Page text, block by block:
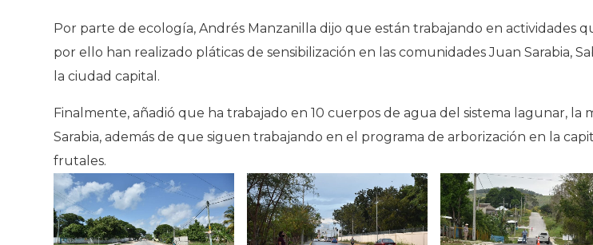
Por parte de ecología, Andrés Manzanilla dijo que están trabajando en actividades
por ello han realizado pláticas de sensibilización en las comunidades Juan Sarabia,
la ciudad capital.
Finalmente, añadió que ha trabajado en 10 cuerpos de agua del sistema lagunar,
Sarabia, además de que siguen trabajando en el programa de arborización en la
frutales.